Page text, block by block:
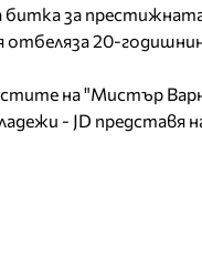
битка за
20-
на "Мистър
- JD представя